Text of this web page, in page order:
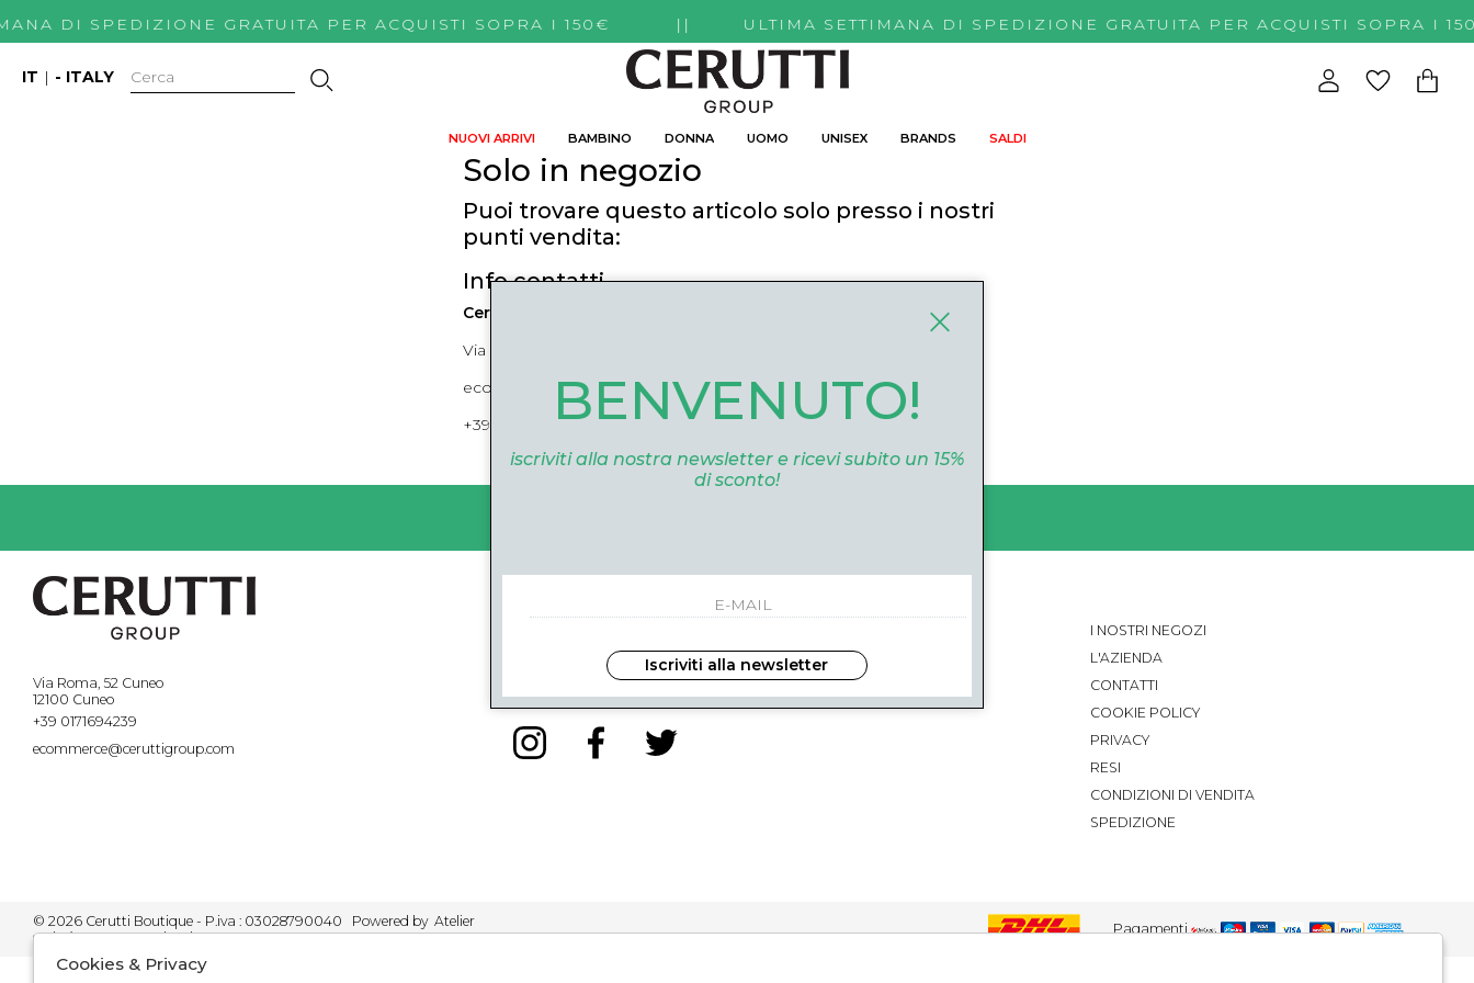
DI SPEDIZIONE GRATUITA PER ACQUISTI SOPRA I 150€ || ULTIMA SETTIMANA DI SPEDIZIONE GRATUITA PER ACQUISTI
IT | - ITALY
NUOVI ARRIVI BAMBINO DONNA UOMO UNISEX BRANDS SALDI
Solo in negozio
Puoi trovare questo articolo solo presso i nostri
punti vendita:
Info contatti
Cerutti Boutique
Via Roma, 52 Cuneo 12100 Cuneo
ecommerce@ceruttigroup.com
+39 0171694239
Via Roma, 52 Cuneo
12100 Cuneo
+39 0171694239
ecommerce@ceruttigroup.com
ho letto ed accettato le condizioni sulla privacy.
I NOSTRI NEGOZI
L'AZIENDA
CONTATTI
COOKIE POLICY
PRIVACY
RESI
CONDIZIONI DI VENDITA
SPEDIZIONE
© 2026 Cerutti Boutique - P.iva : 03028790040 Powered by Atelier
societàgruppo Zucchetti
Pagamenti
BENVENUTO!
iscriviti alla nostra newsletter e ricevi subito un 15%
di sconto!
Iscriviti alla newsletter
Cookies & Privacy